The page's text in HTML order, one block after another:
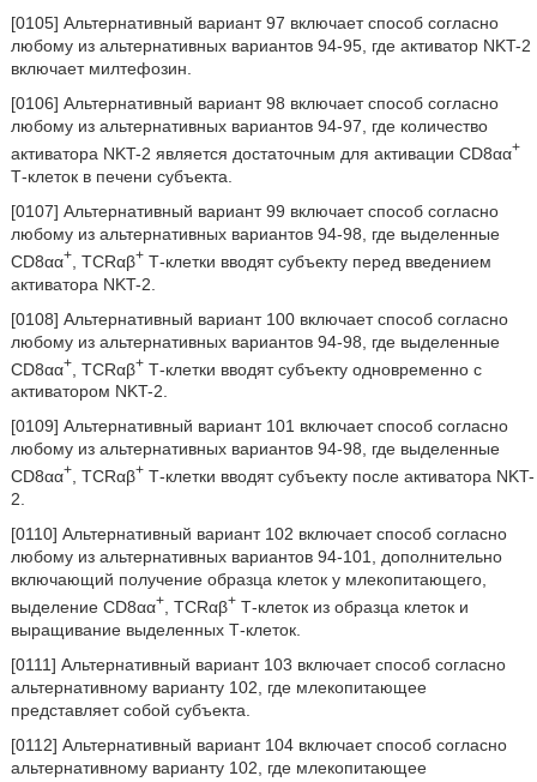
[0105] Альтернативный вариант 97 включает способ согласно
любому из альтернативных вариантов 94-95, где активатор NKT-2
включает милтефозин.
[0106] Альтернативный вариант 98 включает способ согласно
любому из альтернативных вариантов 94-97, где количество
активатора NKT-2 является достаточным для активации CD8αα+
Т-клеток в печени субъекта.
[0107] Альтернативный вариант 99 включает способ согласно
любому из альтернативных вариантов 94-98, где выделенные
CD8αα+, TCRαβ+Т-клетки вводят субъекту перед введением
активатора NKT-2.
[0108] Альтернативный вариант 100 включает способ согласно
любому из альтернативных вариантов 94-98, где выделенные
CD8αα+, TCRαβ+Т-клетки вводят субъекту одновременно с
активатором NKT-2.
[0109] Альтернативный вариант 101 включает способ согласно
любому из альтернативных вариантов 94-98, где выделенные
CD8αα+, TCRαβ+Т-клетки вводят субъекту после активатора NKT-
2.
[0110] Альтернативный вариант 102 включает способ согласно
любому из альтернативных вариантов 94-101, дополнительно
включающий получение образца клеток у млекопитающего,
выделение CD8αα+, TCRαβ+Т-клеток из образца клеток и
выращивание выделенных Т-клеток.
[0111] Альтернативный вариант 103 включает способ согласно
альтернативному варианту 102, где млекопитающее
представляет собой субъекта.
[0112] Альтернативный вариант 104 включает способ согласно
альтернативному варианту 102, где млекопитающее